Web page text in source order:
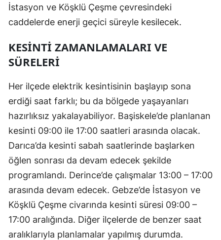
Kütahya
Manisa
Mardin
Muğla
Muş
Nevşehir
Niğde
Ordu
Rize
Sakarya
İstasyon ve Köşklü Çeşme çevresindeki
caddelerde enerji geçici süreyle kesilecek.
KESINTI ZAMANLAMALARI VE
SÜRELERI
Her ilçede elektrik kesintisinin başlayıp sona
erdiği saat farklı; bu da bölgede yaşayanları
hazırlıksız yakalayabiliyor. Başiskele’de planlanan
kesinti 09:00 ile 17:00 saatleri arasında olacak.
Darıca’da kesinti sabah saatlerinde başlarken
öğlen sonrası da devam edecek şekilde
programlandı. Derince’de çalışmalar 13:00 – 17:00
arasında devam edecek. Gebze’de İstasyon ve
Köşklü Çeşme civarında kesinti süresi 09:00 –
17:00 aralığında. Diğer ilçelerde de benzer saat
aralıklarıyla planlamalar yapılmış durumda.